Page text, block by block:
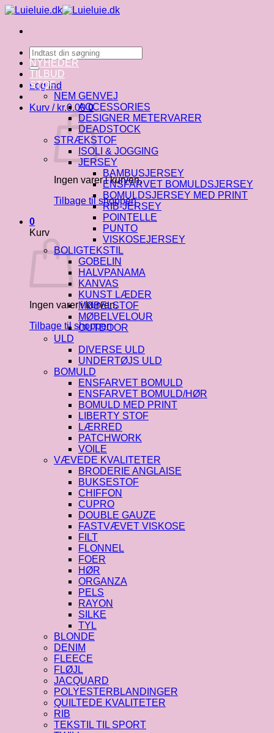
Fortsæt
indhold
Søg
efter:
Log ind
Kurv / kr.0.00 0
Ingen varer i kurven.
Tilbage til shoppen
0
Kurv
Ingen varer i kurven.
Tilbage til shoppen
NYHEDER
TILBUD
STOF
NEM GENVEJ
ACCESSORIES
DESIGNER METERVARER
DEADSTOCK
STRÆKSTOF
ISOLI & JOGGING
JERSEY
BAMBUSJERSEY
ENSFARVET BOMULDSJERSEY
BOMULDSJERSEY MED PRINT
RIB-JERSEY
POINTELLE
PUNTO
VISKOSEJERSEY
BOLIGTEKSTIL
GOBELIN
HALVPANAMA
KANVAS
KUNST LÆDER
MØBELSTOF
MØBELVELOUR
OUTDOOR
ULD
DIVERSE ULD
UNDERTØJS ULD
BOMULD
ENSFARVET BOMULD
ENSFARVET BOMULD/HØR
BOMULD MED PRINT
LIBERTY STOF
LÆRRED
PATCHWORK
VOILE
VÆVEDE KVALITETER
BRODERIE ANGLAISE
BUKSESTOF
CHIFFON
CUPRO
DOUBLE GAUZE
FASTVÆVET VISKOSE
FILT
FLONNEL
FOER
HØR
ORGANZA
PELS
RAYON
SILKE
TYL
BLONDE
DENIM
FLEECE
FLØJL
JACQUARD
POLYESTERBLANDINGER
QUILTEDE KVALITETER
RIB
TEKSTIL TIL SPORT